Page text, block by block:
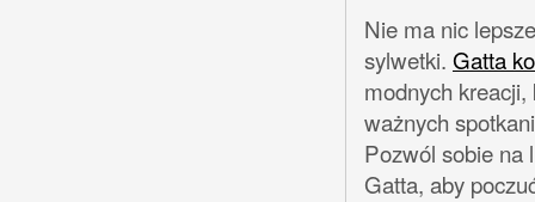
Nie ma nic
sylwetki. Gatta
modnych
ważnych
Pozwól sobie na
Gatta, aby